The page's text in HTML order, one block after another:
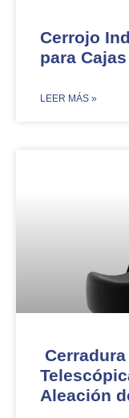
Cerrojo
para
​LEER MÁS »
Aleación